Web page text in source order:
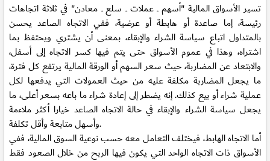
تسير الأسواق المالية "أسهم ــ عملات ــ سلع ــ معادن" في ثلاثة اتجاهات
رئيسة، إما صاعدة أو هابطة أو عرضية، ففي الاتجاه الصاعد يحسن
بالمتداول اتباع سياسة الشراء والإبقاء، بمعنى أن يشتري ويحتفظ بما
اشتراه، وهذا في عموم الأسواق حتى يتم فيها كسر الاتجاه إلى أسفل،
والابتعاد عن المضاربة، حيث سعر السهم أو الورقة المالية يرتفع كل فترة،
ما يجعل المضاربة مكلفة عليه من حيث العمولات التي يدفعها لكل
عملية شراء أو بيع كذلك. إنه يضطر إلى إعادة شراء ما باعه بسعر أعلى، ما
يجعل سياسة الشراء والإبقاء في حالة الاتجاه الصاعد خيارا أكثر ملاءمة
وأسهل متابعة وأقل تكلفة.
أما الاتجاه الهابط، فيختلف التعامل معه حسب نوعية السوق المالية، ففي
الأسواق ذات الاتجاه الواحد التي يكون فيها الربح من خلال الصعود فقط